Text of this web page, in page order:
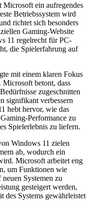
ein aufregendes
Betriebssystem wird
richtet sich besonders
Gaming-Website
11 regelrecht für PC-
die Spielerfahrung auf
mit einem klaren Fokus
betont, dass
zugeschnitten
signifikant verbessern
hebt hervor, wie das
Performance zu
Spielerlebnis zu liefern.
Windows 11 zielen
ab, wodurch ein
Microsoft arbeitet eng
um Funktionen wie
Systemen zu
gesteigert werden,
des Systems gewährleistet